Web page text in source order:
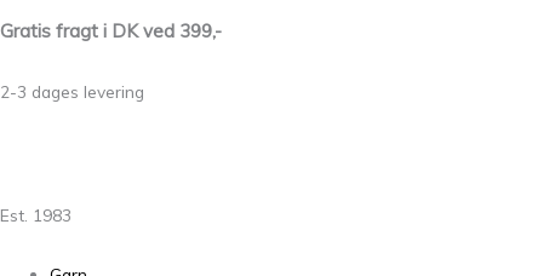
Gratis fragt i DK ved 399,-
2-3 dages levering
Est. 1983